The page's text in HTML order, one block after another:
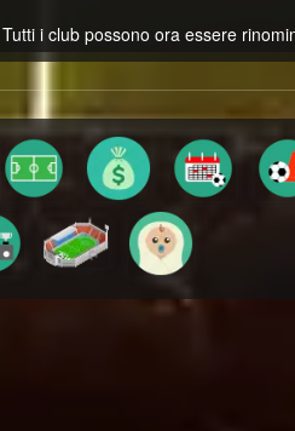
Tutti i club possono ora essere